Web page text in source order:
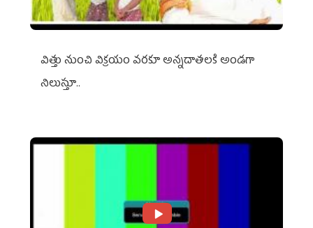
విత్తు నుంచి విక్రయం వరకూ అన్నదాతలకి అండగా
నిలుస్తూ..